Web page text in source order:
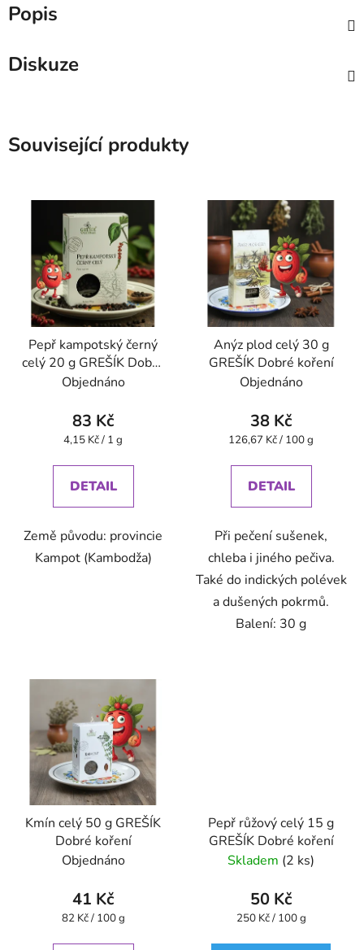
Popis
Diskuze
Související produkty
Pepř kampotský černý
celý 20 g GREŠÍK Dobré
koření
Objednáno
83 Kč
Měrná
4,15 Kč / 1 g
DETAIL
Země původu: provincie
Kampot (Kambodža)
Anýz plod celý 30 g
GREŠÍK Dobré koření
Objednáno
38 Kč
Měrná
126,67 Kč / 100 g
DETAIL
Při pečení sušenek,
chleba i jiného pečiva.
Také do indických polévek
a dušených pokrmů.
Balení: 30 g
Kmín celý 50 g GREŠÍK
Dobré koření
Objednáno
41 Kč
Měrná
82 Kč / 100 g
Pepř růžový celý 15 g
GREŠÍK Dobré koření
Skladem (2 ks)
50 Kč
Měrná
250 Kč / 100 g